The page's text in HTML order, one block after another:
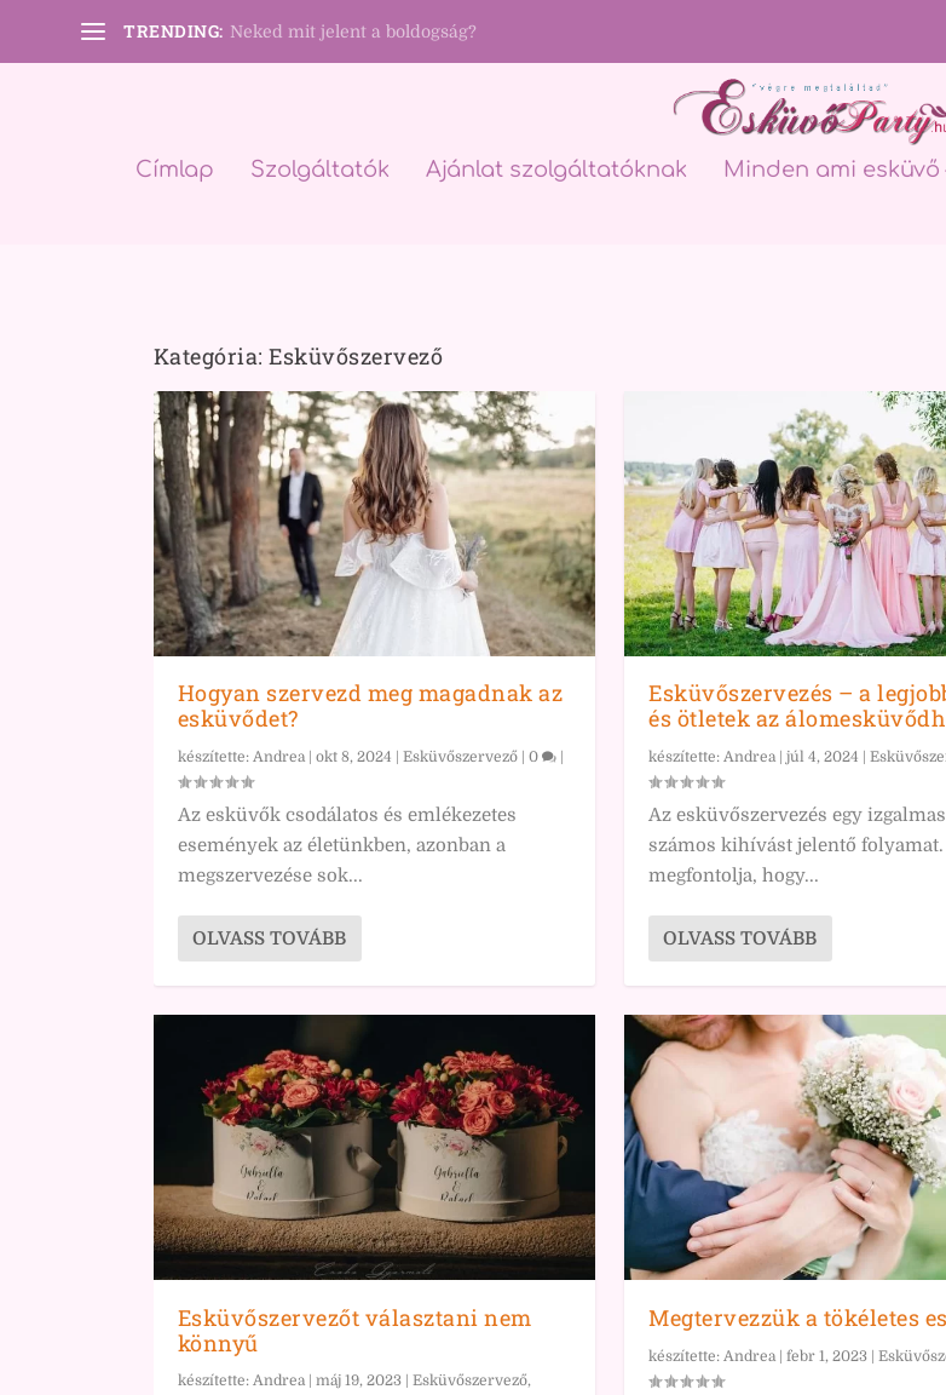
TRENDING: Neked mit jelent a boldogság?
Címlap Szolgáltatók Ajánlat szolgáltatóknak Minden ami esküvő
Kategória: Esküvőszervező
Hogyan szervezd meg magadnak az
esküvődet?
készítette: Andrea| okt 8, 2024 Esküvőszervező| 0 |
Az esküvők csodálatos és emlékezetes
események az életünkben, azonban a
megszervezése sok...
OLVASS TOVÁBB
Esküvőszervezőt választani nem
könnyű
készítette: Andrea| máj 19, 2023| Esküvőszervező,
Esküvőszervezés – a
és ötletek az
készítette:Andrea |júl 4, 2024 |
Az esküvőszervezés egy
számos kihívást jelentő folyamat.
megfontolja, hogy...
OLVASS TOVÁBB
Megtervezzük a tökéletes
készítette: Andrea |febr 1, 2023 |